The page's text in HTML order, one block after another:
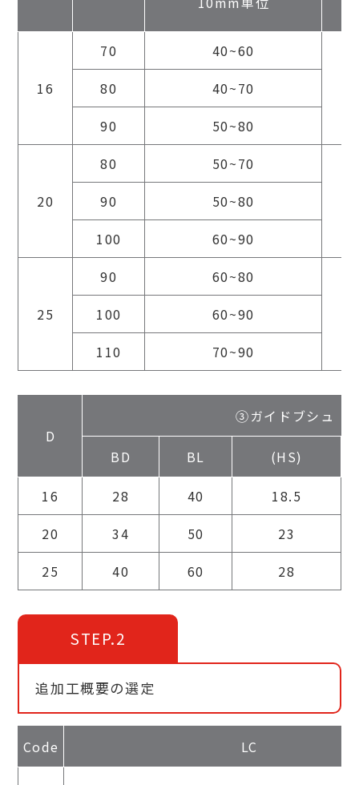
16
70
40~60
80
40~70
90
50~80
20
80
50~70
90
50~80
100
60~90
25
90
60~80
100
60~90
110
70~90
D
③ガイドブシュ
BD BL (HS)
16 28 40
18.5
20
34 50
23
25
40 60 28
STEP.2
追加工概要の選定
Code LC